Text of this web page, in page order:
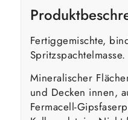
Fertiggemischte,
Spritzspachtelmasse.
Mineralischer
und Decken innen,
Fermacell-